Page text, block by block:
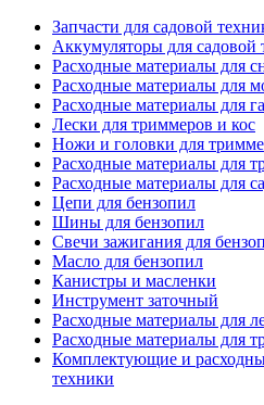
Запчасти для садовой
Аккумуляторы для садовой
Расходные материалы для
Расходные материалы для
Расходные материалы для
Лески для триммеров и кос
Ножи и головки для
Расходные материалы для
Расходные материалы для
Цепи для бензопил
Шины для бензопил
Свечи зажигания для
Масло для бензопил
Канистры и масленки
Инструмент заточный
Расходные материалы для
Расходные материалы для
Комплектующие и
техники